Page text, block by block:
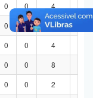
0 0 4
0 0 4
0 0 4
0 0 8
0 0 2